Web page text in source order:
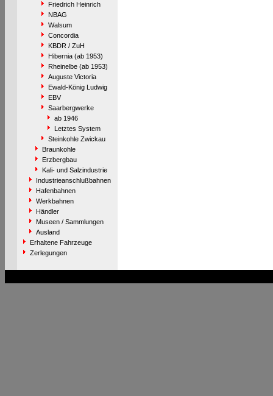
Friedrich Heinrich
NBAG
Walsum
Concordia
KBDR / ZuH
Hibernia (ab 1953)
Rheinelbe (ab 1953)
Auguste Victoria
Ewald-König Ludwig
EBV
Saarbergwerke
ab 1946
Letztes System
Steinkohle Zwickau
Braunkohle
Erzbergbau
Kali- und Salzindustrie
Industrieanschlußbahnen
Hafenbahnen
Werkbahnen
Händler
Museen / Sammlungen
Ausland
Erhaltene Fahrzeuge
Zerlegungen